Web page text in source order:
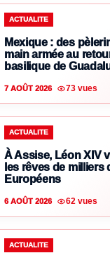
ACTUALITE
Mexique : des
main armée au
basilique de
7 AOÛT 2026 73 vues
ACTUALITE
À Assise, Léon XIV
les rêves de milliers
Européens
6 AOÛT 2026 62 vues
ACTUALITE